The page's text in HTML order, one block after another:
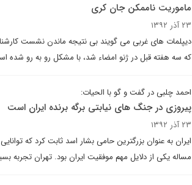
ماموریت ناممکن جان کری
۲۳ آذر ۱۳۹۲
که سه هفته قبل در ژنو امضاء شد، با مشکل رو به رو شده
احمد چلبی در گفت و گو با الحیات:
پیروزی در جنگ های نیابتی برگه برنده ایران است
۲۳ آذر ۱۳۹۲
ایران به عنوان بزرگترین حامی بشار اسد ثابت کرد که
مساله یکی از دلایل مهم موفقیت ایران بود. تهران تجربه